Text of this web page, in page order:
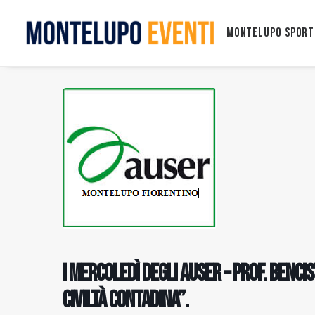
Montelupo Sport
I MERCOLEDÌ DEGLI AUSER – Prof.
civiltà contadina”.